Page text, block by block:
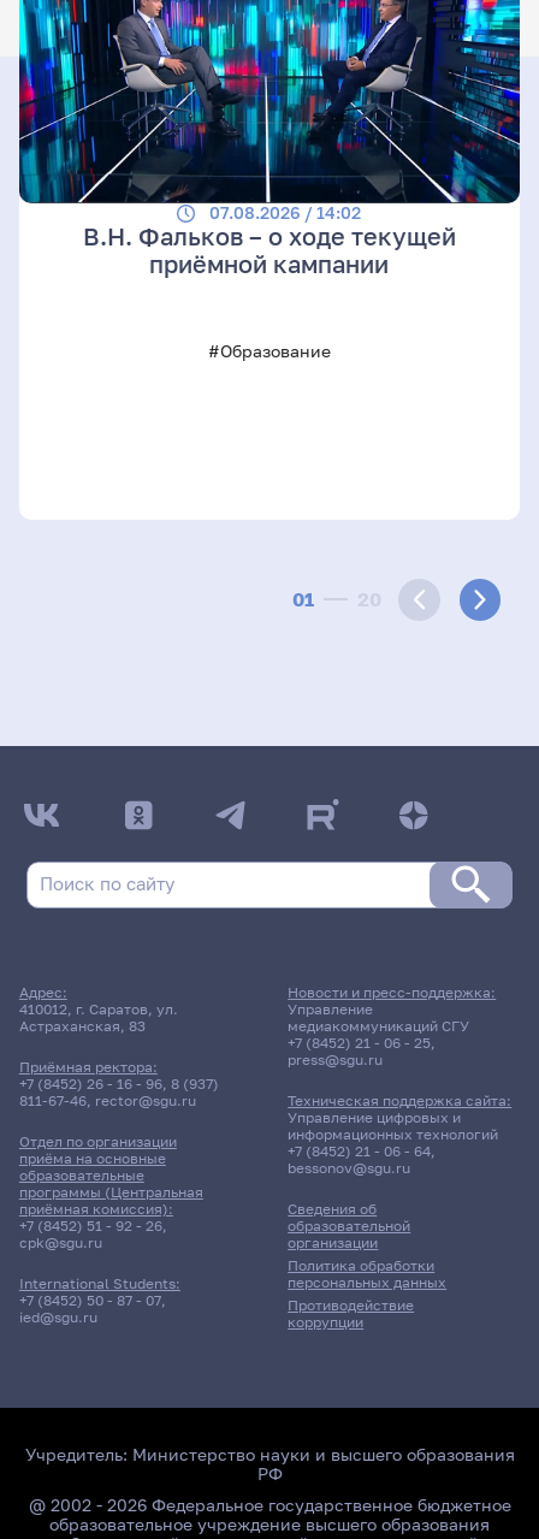
01 20
07.08.2026 / 14:02
В.Н. Фальков – о ходе текущей
приёмной кампании
#Образование
Адрес:
410012, г. Саратов, ул.
Астраханская, 83
Приёмная ректора:
+7 (8452) 26 - 16 - 96, 8 (937)
811-67-46, rector@sgu.ru
Отдел по организации
приёма на основные
образовательные
программы (Центральная
приёмная комиссия):
+7 (8452) 51 - 92 - 26,
cpk@sgu.ru
International Students:
+7 (8452) 50 - 87 - 07,
ied@sgu.ru
Сведения об
образовательной
организации
Политика обработки
персональных данных
Противодействие
коррупции
Новости и пресс-поддержка:
Управление
медиакоммуникаций СГУ
+7 (8452) 21 - 06 - 25,
press@sgu.ru
Техническая поддержка сайта:
Управление цифровых и
информационных технологий
+7 (8452) 21 - 06 - 64,
bessonov@sgu.ru
Учредитель: Министерство науки и высшего образования
РФ
@ 2002 - 2026 Федеральное государственное бюджетное
образовательное учреждение высшего образования